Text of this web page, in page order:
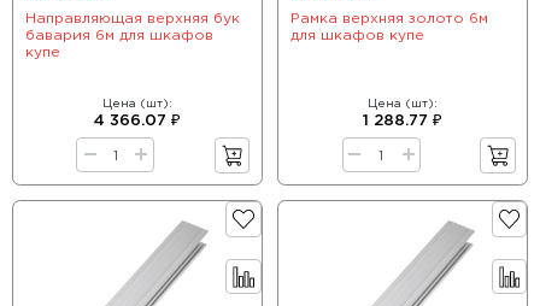
Направляющая верхняя бук
бавария 6м для шкафов
купе
Цена (шт):
4 366.07 ₽
Рамка верхняя золото 6м
для шкафов купе
Цена (шт):
1 288.77 ₽